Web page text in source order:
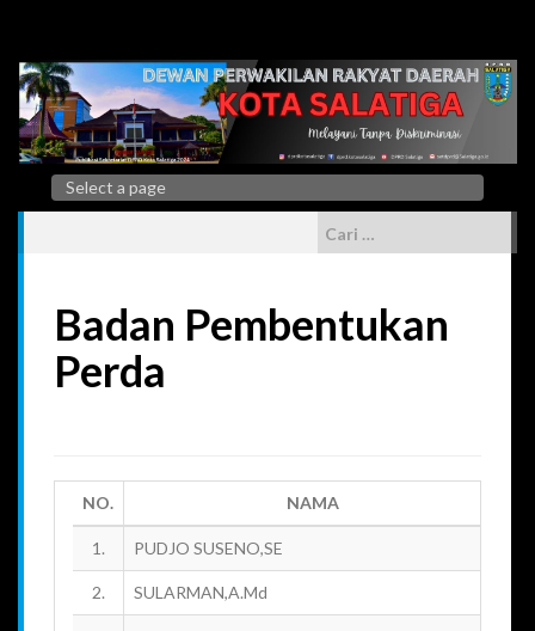
content
untuk:
Badan Pembentukan
Perda
NO. NAMA
1. PUDJO SUSENO,SE
2. SULARMAN,A.Md